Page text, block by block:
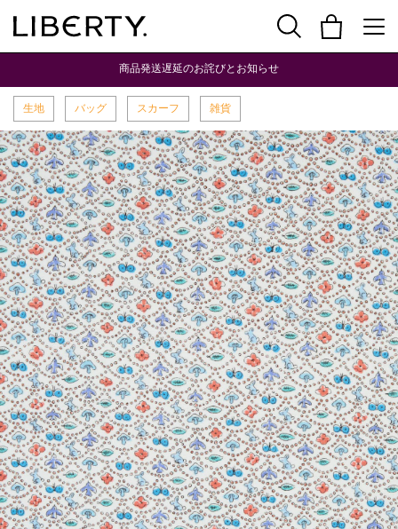
商品発送遅延のお詫びとお知らせ
生地 バッグ スカーフ 雑貨